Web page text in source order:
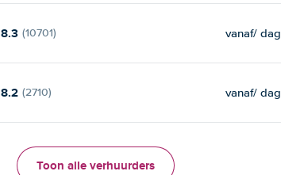
8.3 (10701) vanaf/ dag
8.2 (2710) vanaf/ dag
Toon alle verhuurders